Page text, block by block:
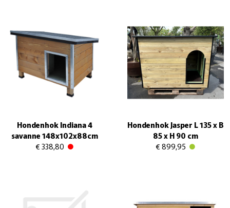
Hondenhok Indiana 4
savanne 148x102x88cm
€ 338,80
Hondenhok Jasper L 135 x B
85 x H 90 cm
€ 899,95